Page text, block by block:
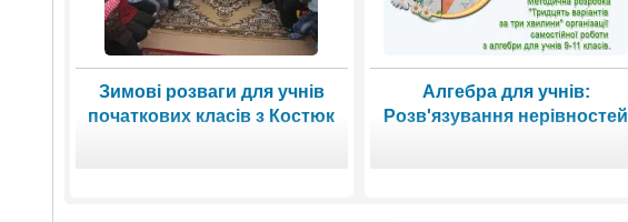
Зимові розваги для учнів
початкових класів з Костюк
Алгебра для учнів:
Розв'язування нерівностей